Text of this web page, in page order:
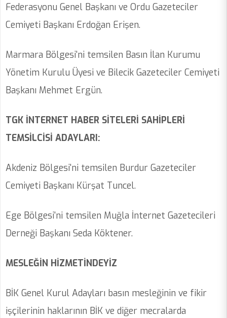
Federasyonu Genel Başkanı ve Ordu Gazeteciler
Cemiyeti Başkanı Erdoğan Erişen.
Marmara Bölgesi'ni temsilen Basın İlan Kurumu
Yönetim Kurulu Üyesi ve Bilecik Gazeteciler Cemiyeti
Başkanı Mehmet Ergün.
TGK İNTERNET HABER SİTELERİ SAHİPLERİ
TEMSİLCİSİ ADAYLARI:
Akdeniz Bölgesi'ni temsilen Burdur Gazeteciler
Cemiyeti Başkanı Kürşat Tuncel.
Ege Bölgesi'ni temsilen Muğla İnternet Gazetecileri
Derneği Başkanı Seda Köktener.
MESLEĞİN HİZMETİNDEYİZ
BİK Genel Kurul Adayları basın mesleğinin ve fikir
işçilerinin haklarının BİK ve diğer mecralarda